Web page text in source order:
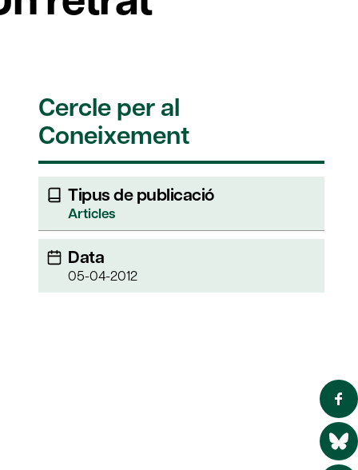
Cercle per al
Coneixement
Tipus de publicació
Articles
Data
05-04-2012